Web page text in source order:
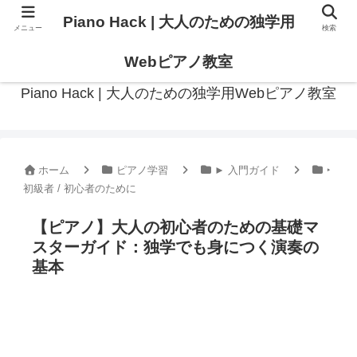
Piano Hack | 大人のための独学用Webピアノ教室
ホーム ピアノ学習 ► 入門ガイド
‣
初級者 / 初心者のために
【ピアノ】大人の初心者のための基礎マ
スターガイド：独学でも身につく演奏の
基本
メニュー Piano Hack | 大人のための独学用
Webピアノ教室
検索